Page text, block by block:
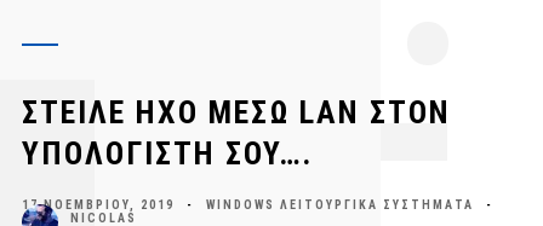
ΣΤΕΊΛΕ ΉΧΟ ΜΈΣΩ LAN ΣΤΟΝ
ΥΠΟΛΟΓΙΣΤΉ ΣΟΥ….
17 ΝΟΕΜΒΡΊΟΥ, 2019 - WINDOWS ΛΕΙΤΟΥΡΓΙΚΆ ΣΥΣΤΉΜΑΤΑ
-
NICOLAS
1.